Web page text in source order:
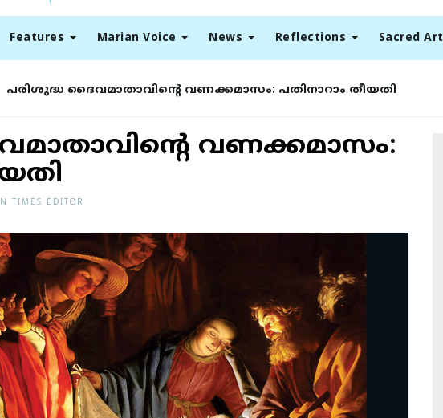
Features Marian Voice News Reflections Sacred Art
പരിശുദ്ധ ദൈവമാതാവിന്റെ വണക്കമാസം: പതിനാറാം തീയതി
വണക്കമാസം:
TIMES EDITOR